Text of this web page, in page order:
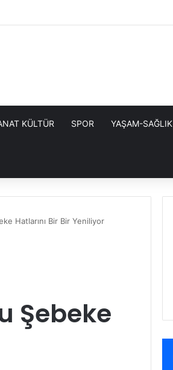
Fırsatı
KÜLTÜR SPOR YAŞAM-SAĞLIK
Hatlarını Bir Bir Yeniliyor
Şebeke